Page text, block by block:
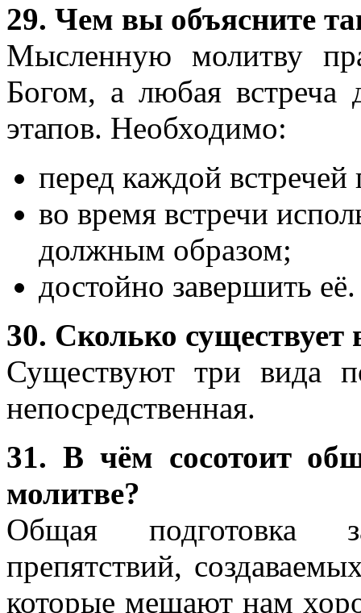
29. Чем вы объясните
Мысленную молитву
Богом, а любая встреча
этапов. Необходимо:
перед каждой встречей
во время встречи
должным образом;
достойно завершить её.
30. Сколько существует
Существуют три вида
непосредственная.
31. В чём сосотоит
молитве?
Общая подготовка
препятствий,
которые мешают нам